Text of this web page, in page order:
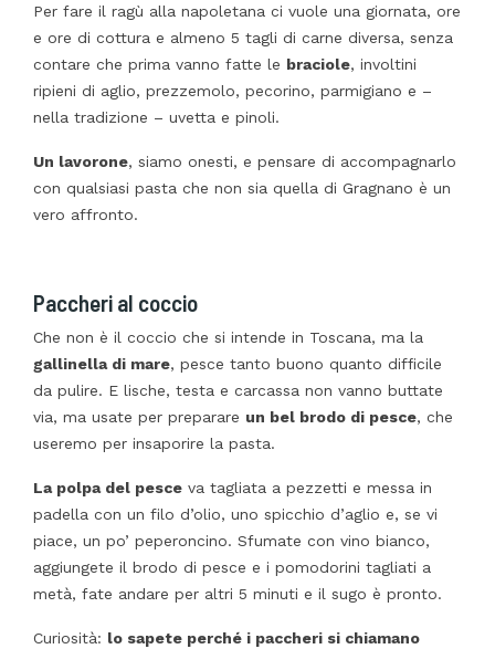
Per fare il ragù alla napoletana ci vuole una giornata, ore
e ore di cottura e almeno 5 tagli di carne diversa, senza
contare che prima vanno fatte le braciole, involtini
ripieni di aglio, prezzemolo, pecorino, parmigiano e –
nella tradizione – uvetta e pinoli.
Un lavorone, siamo onesti, e pensare di accompagnarlo
con qualsiasi pasta che non sia quella di Gragnano è un
vero affronto.
Paccheri al coccio
Che non è il coccio che si intende in Toscana, ma la
gallinella di mare, pesce tanto buono quanto difficile
da pulire. E lische, testa e carcassa non vanno buttate
via, ma usate per preparare un bel brodo di pesce, che
useremo per insaporire la pasta.
La polpa del pesce va tagliata a pezzetti e messa in
padella con un filo d’olio, uno spicchio d’aglio e, se vi
piace, un po’ peperoncino. Sfumate con vino bianco,
aggiungete il brodo di pesce e i pomodorini tagliati a
metà, fate andare per altri 5 minuti e il sugo è pronto.
Curiosità: lo sapete perché i paccheri si chiamano